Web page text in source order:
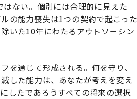
ない。個別には合理的に見えた
の能力喪失は1つの契約で起こった
いた10年にわたるアウトソーシン
を通じて形成される。何を守り、
した能力は、あなたが考えを変え
したであろうすべての将来の選択